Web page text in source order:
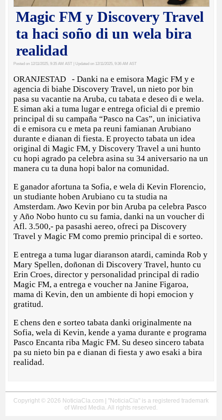
Magic FM y Discovery Travel
ta haci soño di un wela bira
realidad
Posted on 12/11/2025, 9:35 AM AST | Updated on 12/11/2025, 9:36 AM AST
ORANJESTAD - Danki na e emisora Magic FM y e
agencia di biahe Discovery Travel, un nieto por bin
pasa su vacantie na Aruba, cu tabata e deseo di e wela.
E siman aki a tuma lugar e entrega oficial di e premio
principal di su campaña “Pasco na Cas”, un iniciativa
di e emisora cu e meta pa reuni famianan Arubiano
durante e dianan di fiesta. E proyecto tabata un idea
original di Magic FM, y Discovery Travel a uni hunto
cu hopi agrado pa celebra asina su 34 aniversario na un
manera cu ta duna hopi balor na comunidad.
E ganador afortuna ta Sofia, e wela di Kevin Florencio,
un studiante hoben Arubiano cu ta studia na
Amsterdam. Awo Kevin por bin Aruba pa celebra Pasco
y Año Nobo hunto cu su famia, danki na un voucher di
Afl. 3.500,- pa pasashi aereo, ofreci pa Discovery
Travel y Magic FM como premio principal di e sorteo.
E entrega a tuma lugar diaranson atardi, caminda Rob y
Mary Spellen, doñonan di Discovery Travel, hunto cu
Erin Croes, director y personalidad principal di radio
Magic FM, a entrega e voucher na Janine Figaroa,
mama di Kevin, den un ambiente di hopi emocion y
gratitud.
E chens den e sorteo tabata danki originalmente na
Sofia, wela di Kevin, kende a yama durante e programa
Pasco Encanta riba Magic FM. Su deseo sincero tabata
pa su nieto bin pa e dianan di fiesta y awo esaki a bira
realidad.
Copyright © 2026 NoticiaCla.com | "NoticiaCla" is a registered trademark
of Wired Media. All rights reserved.